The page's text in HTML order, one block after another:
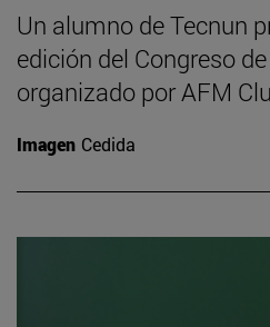
Un alumno de Tecnun
edición del Congreso
organizado por AFM
Imagen Cedida